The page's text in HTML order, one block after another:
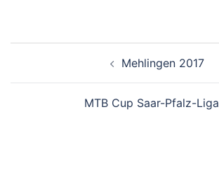
Mehlingen 2017
MTB Cup Saar-Pfalz-Liga